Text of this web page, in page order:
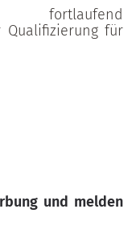
fortlaufend
Qualifizierung für
und melden